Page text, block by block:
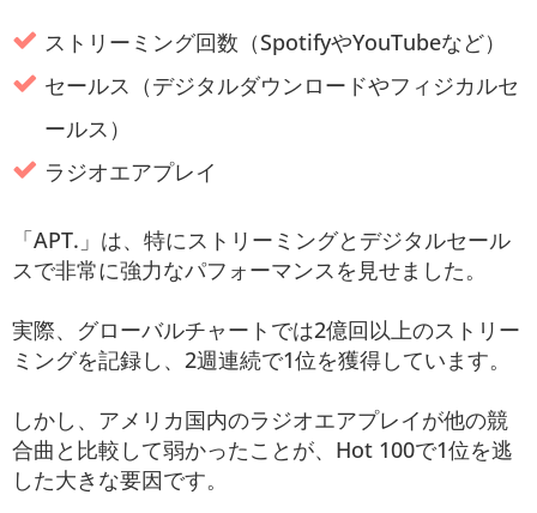
ストリーミング回数（SpotifyやYouTubeなど）
セールス（デジタルダウンロードやフィジカルセ
ールス）
ラジオエアプレイ
「APT.」は、特にストリーミングとデジタルセール
スで非常に強力なパフォーマンスを見せました。
実際、グローバルチャートでは2億回以上のストリー
ミングを記録し、2週連続で1位を獲得しています。
しかし、アメリカ国内のラジオエアプレイが他の競
合曲と比較して弱かったことが、Hot 100で1位を逃
した大きな要因です。